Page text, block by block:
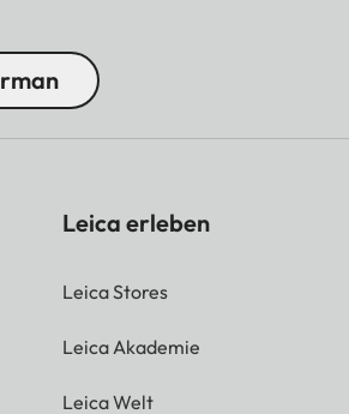
Leica erleben
Leica Stores
Leica Akademie
Leica Welt